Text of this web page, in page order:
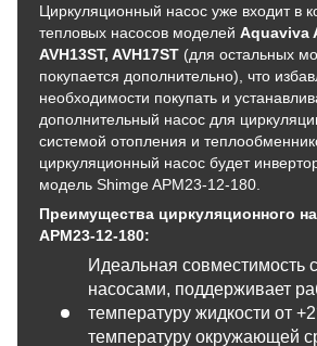
Циркуляционный насос уже входит в
тепловых насосов моделей Aquaviva
AVH13ST, AVH17ST (для остальных
покупается дополнительно), что
необходимости покупать и
дополнительный насос для
системой отопления и
циркуляционный насос будет
модель Shimge APM23-12-180.
Преимущества циркуляционного
APM23-12-180:
Идеальная совместимость
насосами, поддерживает
температуру жидкости от
температуру окружающей